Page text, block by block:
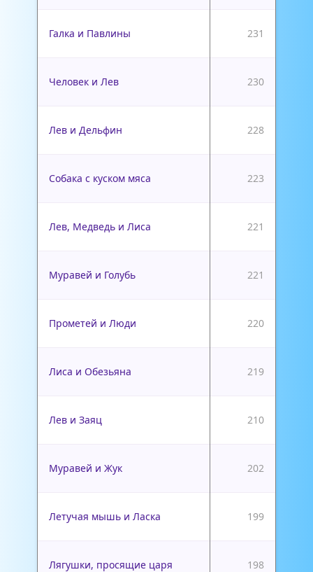
Галка и Павлины 231
Человек и Лев 230
Лев и Дельфин 228
Собака с куском мяса 223
Лев, Медведь и Лиса 221
Муравей и Голубь 221
Прометей и Люди 220
Лиса и Обезьяна 219
Лев и Заяц 210
Муравей и Жук 202
Летучая мышь и Ласка 199
Лягушки, просящие царя 198